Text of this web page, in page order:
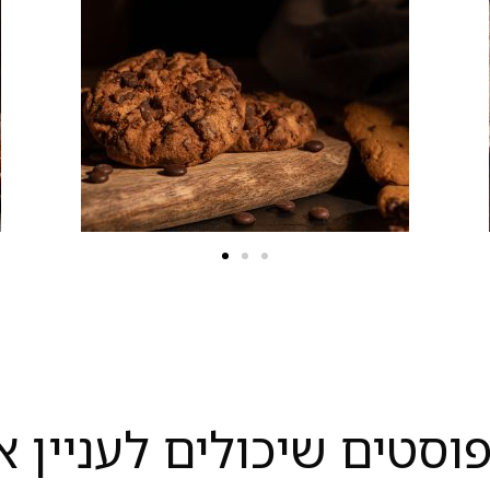
שיכולים לעניין